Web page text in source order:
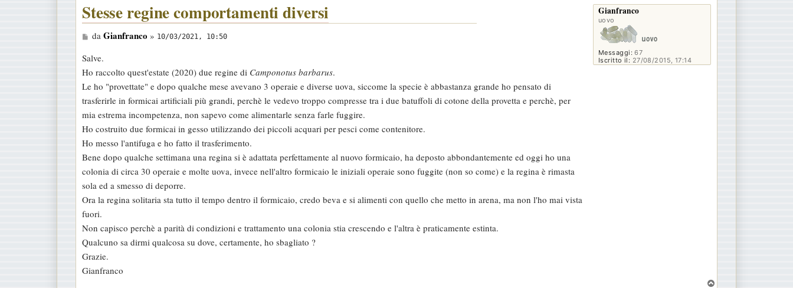
Gianfranco
uovo
Messaggi: 67
Iscritto il: 27/08/2015, 17:14
Stesse regine comportamenti diversi
M
s
s
a
g
g
i
o
da Gianfranco » 10/03/2021, 10:50
Salve.
Ho raccolto quest'estate (2020) due regine di Camponotus barbarus.
Le ho "provettate" e dopo qualche mese avevano 3 operaie e diverse uova, siccome la specie è abbastanza grande ho pensato di
trasferirle in formicai artificiali più grandi, perchè le vedevo troppo compresse tra i due batuffoli di cotone della provetta e perchè, per
mia estrema incompetenza, non sapevo come alimentarle senza farle fuggire.
Ho costruito due formicai in gesso utilizzando dei piccoli acquari per pesci come contenitore.
Ho messo l'antifuga e ho fatto il trasferimento.
Bene dopo qualche settimana una regina si è adattata perfettamente al nuovo formicaio, ha deposto abbondantemente ed oggi ho una
colonia di circa 30 operaie e molte uova, invece nell'altro formicaio le iniziali operaie sono fuggite (non so come) e la regina è rimasta
sola ed a smesso di deporre.
Ora la regina solitaria sta tutto il tempo dentro il formicaio, credo beva e si alimenti con quello che metto in arena, ma non l'ho mai vista
fuori.
Non capisco perchè a parità di condizioni e trattamento una colonia stia crescendo e l'altra è praticamente estinta.
Qualcuno sa dirmi qualcosa su dove, certamente, ho sbagliato ?
Grazie.
Gianfranco